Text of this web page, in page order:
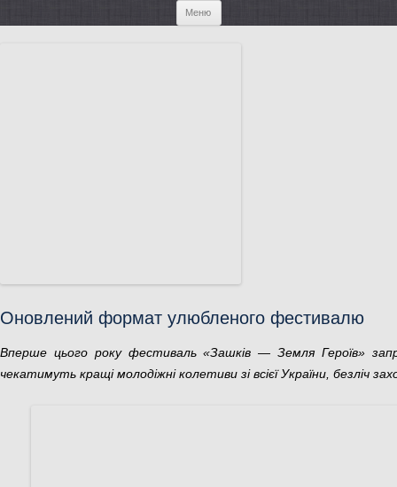
Меню Перейти к содержимому
Оновлений формат улюбленого фестивалю
Вперше цього року фестиваль «Зашків — Земля Героїв»
чекатимуть кращі молодіжні колетиви зі всієї України, безліч